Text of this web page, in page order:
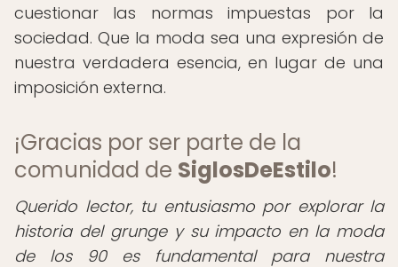
cuestionar las normas impuestas por la
sociedad. Que la moda sea una expresión de
nuestra verdadera esencia, en lugar de una
imposición externa.
¡Gracias por ser parte de la
comunidad de SiglosDeEstilo!
Querido lector, tu entusiasmo por explorar la
historia del grunge y su impacto en la moda
de los 90 es fundamental para nuestra